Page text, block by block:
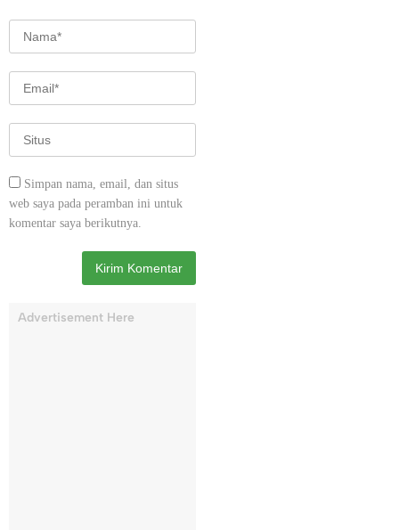
Simpan nama, email, dan situs
web saya pada peramban ini untuk
komentar saya berikutnya.
Advertisement Here